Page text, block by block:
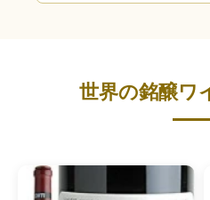
世界の銘醸ワ